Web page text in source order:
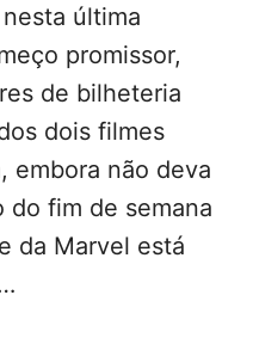
última
promissor,
de bilheteria
dois filmes
embora não deva
do fim de semana
da Marvel está